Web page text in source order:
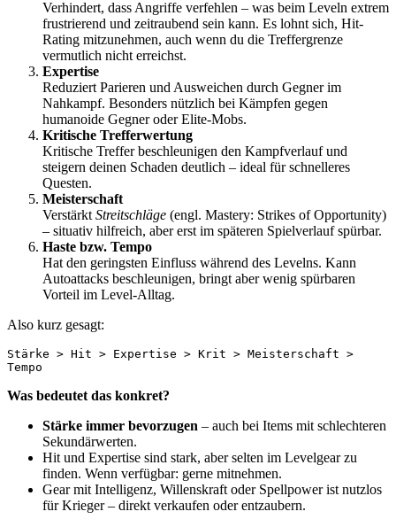
Verhindert, dass Angriffe verfehlen – was beim Leveln extrem
frustrierend und zeitraubend sein kann. Es lohnt sich, Hit-
Rating mitzunehmen, auch wenn du die Treffergrenze
vermutlich nicht erreichst.
Expertise
Reduziert Parieren und Ausweichen durch Gegner im
Nahkampf. Besonders nützlich bei Kämpfen gegen
humanoide Gegner oder Elite-Mobs.
Kritische Trefferwertung
Kritische Treffer beschleunigen den Kampfverlauf und
steigern deinen Schaden deutlich – ideal für schnelleres
Questen.
Meisterschaft
Verstärkt Streitschläge (engl. Mastery: Strikes of Opportunity)
– situativ hilfreich, aber erst im späteren Spielverlauf spürbar.
Haste bzw. Tempo
Hat den geringsten Einfluss während des Levelns. Kann
Autoattacks beschleunigen, bringt aber wenig spürbaren
Vorteil im Level-Alltag.
Also kurz gesagt:
Stärke > Hit > Expertise > Krit > Meisterschaft >
Tempo
Was bedeutet das konkret?
Stärke immer bevorzugen – auch bei Items mit schlechteren
Sekundärwerten.
Hit und Expertise sind stark, aber selten im Levelgear zu
finden. Wenn verfügbar: gerne mitnehmen.
Gear mit Intelligenz, Willenskraft oder Spellpower ist nutzlos
für Krieger – direkt verkaufen oder entzaubern.